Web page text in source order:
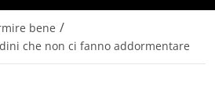
bene /
che non ci fanno addormentare